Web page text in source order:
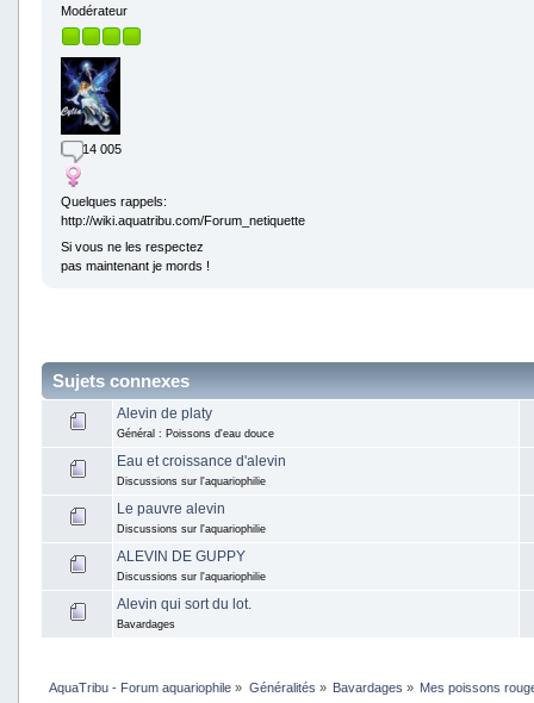
Modérateur
14 005
Quelques rappels:
http://wiki.aquatribu.com/Forum_netiquette
Si vous ne les respectez
pas maintenant je mords !
Sujets connexes
Alevin de platy
Général : Poissons d'eau douce
Eau et croissance d'alevin
Discussions sur l'aquariophilie
Le pauvre alevin
Discussions sur l'aquariophilie
ALEVIN DE GUPPY
Discussions sur l'aquariophilie
Alevin qui sort du lot.
Bavardages
AquaTribu - Forum aquariophile » Généralités » Bavardages » Mes poissons